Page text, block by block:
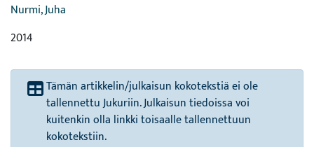
Nurmi, Juha
2014
Tämän artikkelin/julkaisun kokotekstiä ei ole
tallennettu Jukuriin. Julkaisun tiedoissa voi
kuitenkin olla linkki toisaalle tallennettuun
kokotekstiin.